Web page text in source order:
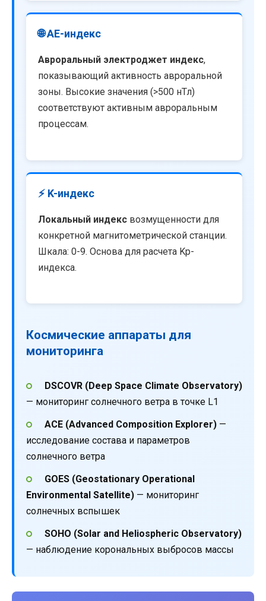
🌐 AE-индекс
Авроральный электроджет индекс,
показывающий активность авроральной
зоны. Высокие значения (>500 нТл)
соответствуют активным авроральным
процессам.
⚡ K-индекс
Локальный индекс возмущенности для
конкретной магнитометрической станции.
Шкала: 0-9. Основа для расчета Kp-
индекса.
Космические аппараты для
мониторинга
DSCOVR (Deep Space Climate Observatory)
— мониторинг солнечного ветра в точке L1
ACE (Advanced Composition Explorer)—
исследование состава и параметров
солнечного ветра
GOES (Geostationary Operational
Environmental Satellite) — мониторинг
солнечных вспышек
SOHO (Solar and Heliospheric Observatory)
— наблюдение корональных выбросов массы